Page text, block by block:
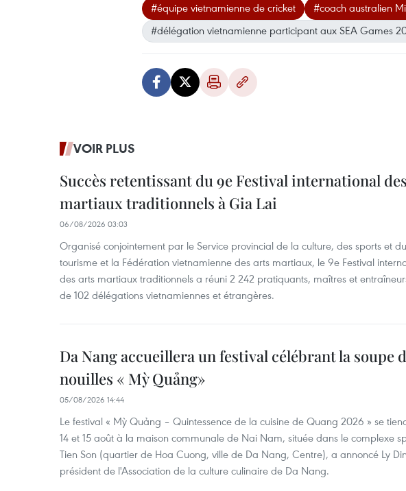
#équipe vietnamienne de cricket
#coach australien
#délégation vietnamienne participant aux SEA Games
VOIR PLUS
Succès retentissant du 9e Festival international
martiaux traditionnels à Gia Lai
06/08/2026 03:03
Organisé conjointement par le Service provincial de la culture, des sports et du
tourisme et la Fédération vietnamienne des arts martiaux, le 9e Festival
des arts martiaux traditionnels a réuni 2 242 pratiquants, maîtres et
de 102 délégations vietnamiennes et étrangères.
Da Nang accueillera un festival célébrant la soupe
nouilles « Mỳ Quảng»
05/08/2026 14:44
Le festival « Mỳ Quảng – Quintessence de la cuisine de Quang 2026 » se
14 et 15 août à la maison communale de Nai Nam, située dans le complexe
Tien Son (quartier de Hoa Cuong, ville de Da Nang, Centre), a annoncé Ly
président de l'Association de la culture culinaire de Da Nang.